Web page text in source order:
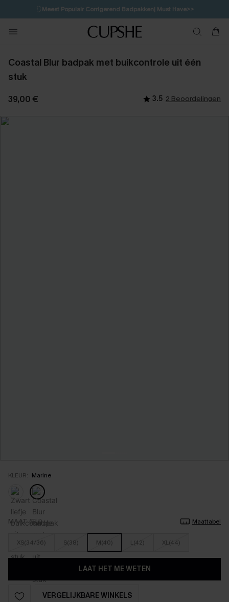
🩱Meest Populair Corrigerend Badpakken| Must Have>>
💌Abonneer je & ontvang tot 15% korting>>
Koop 3, krijg 15% korting | CODE: SW15
Coastal Blur badpak met buikcontrole uit één
stuk
39,00 € 3.5 2 Beoordelingen
KLEUR: Marine
MAAT (EU) Maattabel
XS(34/36) S(38) M(40) L(42) XL(44)
LAAT HET ME WETEN
VERGELIJKBARE WINKELS